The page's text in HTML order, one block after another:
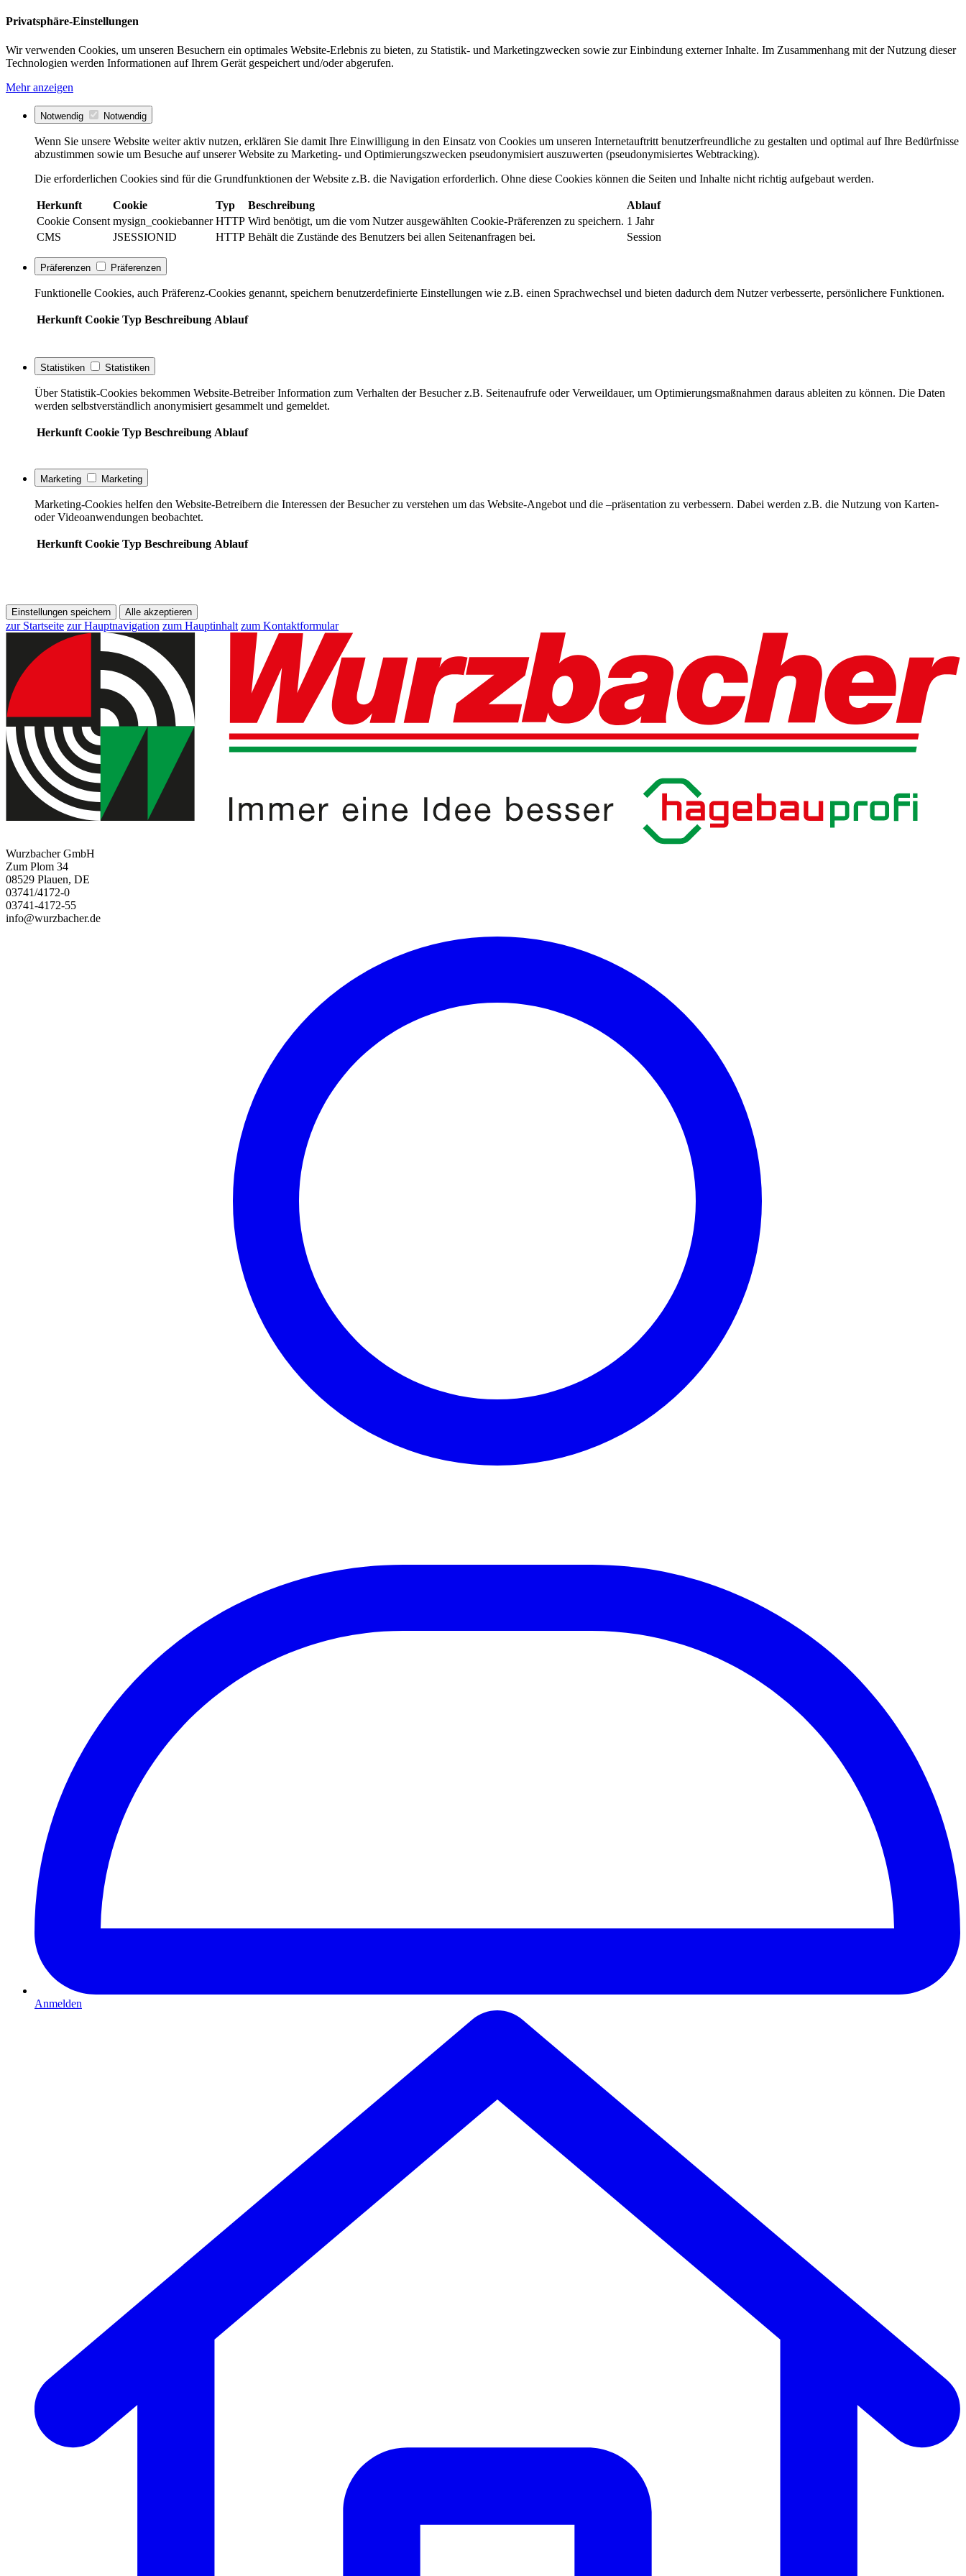
Privatsphäre-Einstellungen
Wir verwenden Cookies, um unseren Besuchern ein optimales Website-Erlebnis zu bieten, zu Statistik- und Marketingzwecken sowie zur Einbindung externer Inhalte. Im Zusammenhang mit der Nutzung dieser
Technologien werden Informationen auf Ihrem Gerät gespeichert und/oder abgerufen.
Mehr anzeigen
Notwendig Notwendig
Wenn Sie unsere Website weiter aktiv nutzen, erklären Sie damit Ihre Einwilligung in den Einsatz von Cookies um unseren Internetauftritt benutzerfreundliche zu gestalten und optimal auf Ihre Bedürfnisse
abzustimmen sowie um Besuche auf unserer Website zu Marketing- und Optimierungszwecken pseudonymisiert auszuwerten (pseudonymisiertes Webtracking).
Die erforderlichen Cookies sind für die Grundfunktionen der Website z.B. die Navigation erforderlich. Ohne diese Cookies können die Seiten und Inhalte nicht richtig aufgebaut werden.
Herkunft Cookie Typ Beschreibung
Ablauf
Cookie Consent mysign_cookiebanner HTTP Wird benötigt, um die vom Nutzer ausgewählten Cookie-Präferenzen zu speichern. 1 Jahr
CMS
JSESSIONID HTTP Behält die Zustände des Benutzers bei allen Seitenanfragen bei. Session
Präferenzen Präferenzen
Funktionelle Cookies, auch Präferenz-Cookies genannt, speichern benutzerdefinierte Einstellungen wie z.B. einen Sprachwechsel und bieten dadurch dem Nutzer verbesserte, persönlichere Funktionen.
Herkunft Cookie Typ Beschreibung Ablauf
Statistiken Statistiken
Über Statistik-Cookies bekommen Website-Betreiber Information zum Verhalten der Besucher z.B. Seitenaufrufe oder Verweildauer, um Optimierungsmaßnahmen daraus ableiten zu können. Die Daten
werden selbstverständlich anonymisiert gesammelt und gemeldet.
Herkunft Cookie Typ Beschreibung Ablauf
Marketing Marketing
Marketing-Cookies helfen den Website-Betreibern die Interessen der Besucher zu verstehen um das Website-Angebot und die –präsentation zu verbessern. Dabei werden z.B. die Nutzung von Karten-
oder Videoanwendungen beobachtet.
Herkunft Cookie Typ Beschreibung Ablauf
Einstellungen speichern Alle akzeptieren
zur Startseite zur Hauptnavigation zum Hauptinhalt zum Kontaktformular
Wurzbacher GmbH
Zum Plom 34
08529 Plauen, DE
03741/4172-0
03741-4172-55
info@wurzbacher.de
Anmelden